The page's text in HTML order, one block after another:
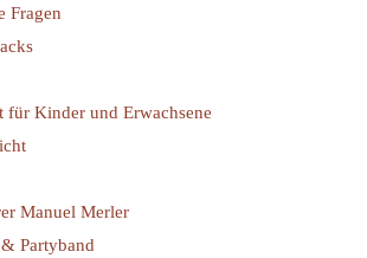
Fragen
für Kinder und Erwachsene
Manuel Merler
Partyband